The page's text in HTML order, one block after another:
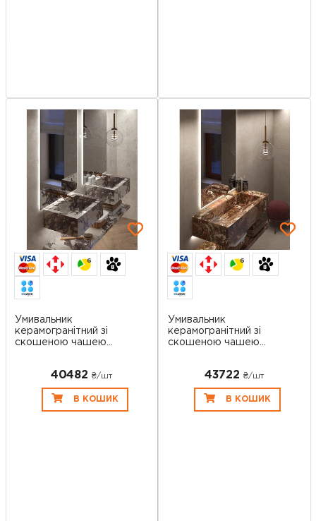
6
Умивальник
керамогранітний зі
скошеною чашею
40482 ₴/шт
В КОШИК
6
Умивальник
керамогранітний зі
скошеною чашею
43722 ₴/шт
В КОШИК